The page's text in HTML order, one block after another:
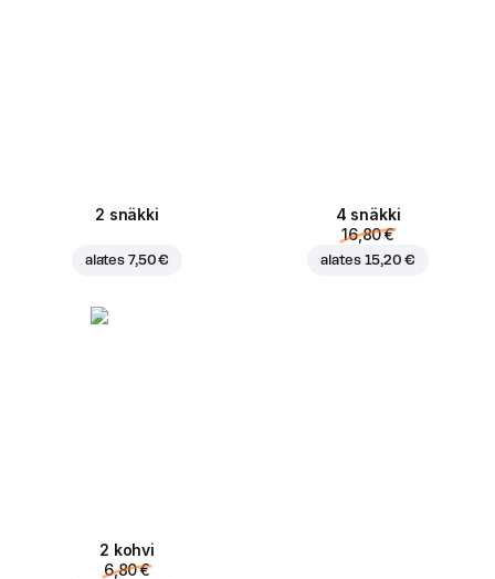
2 snäkki
alates 7,50 €
4 snäkki
16,80 €
alates 15,20 €
2 kohvi
6,80 €